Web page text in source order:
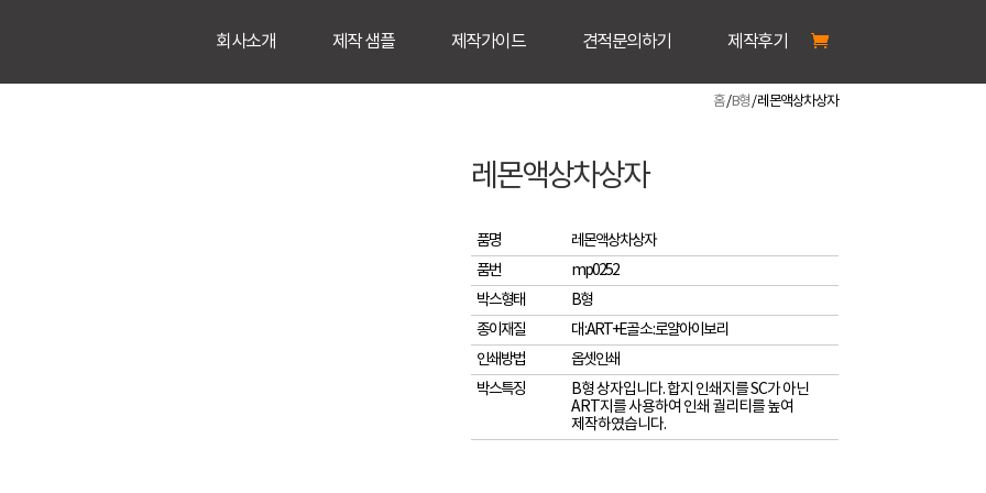
회사소개 제작 샘플 제작가이드 견적문의하기 제작후기
홈/B형/ 레몬액상차상자
레몬액상차상자
품명
레몬액상차상자
품번
mp0252
박스형태
B형
종이재질
대 : ART+E골 소 : 로얄아이보리
인쇄방법
옵셋인쇄
박스특징
B형 상자입니다. 합지 인쇄지를 SC가 아닌
ART지를 사용하여 인쇄 궐리티를 높여
제작하였습니다.